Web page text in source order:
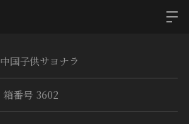
中国子供サヨナラ
箱番号 3602